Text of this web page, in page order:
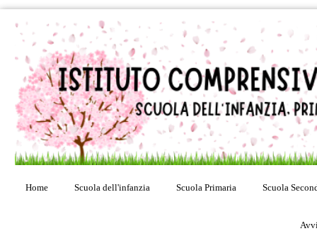
Home Scuola dell'infanzia Scuola Primaria Scuola